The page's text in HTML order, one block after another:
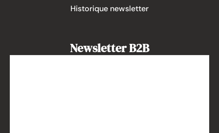
Historique newsletter
Newsletter B2B